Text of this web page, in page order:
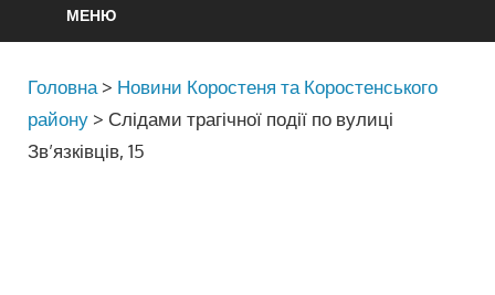
МЕНЮ
Головна > Новини Коростеня та Коростенського
району > Слідами трагічної події по вулиці
Зв’язківців, 15